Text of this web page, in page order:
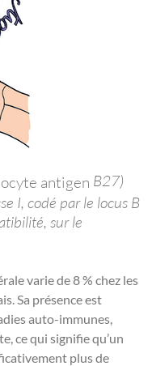
antigen B27)
I, codé par le locus B
sur le
varie de 8 % chez les
Sa présence est
auto-immunes,
ce qui signifie qu’un
plus de